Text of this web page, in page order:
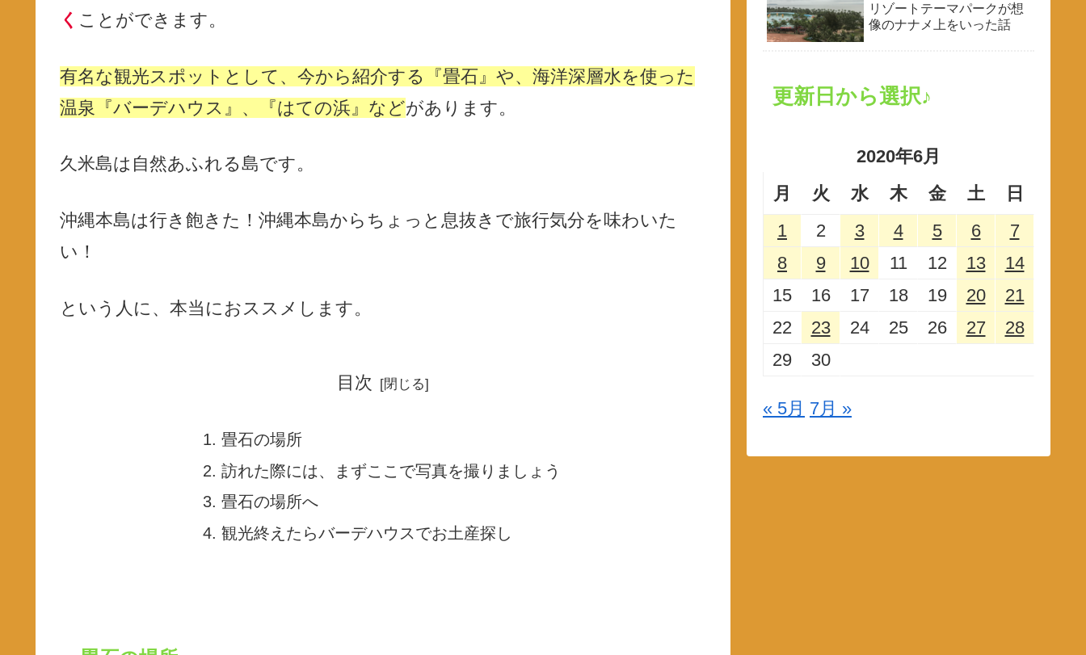
く ことができます。
有名な観光スポットとして、今から紹介する『畳石』や、海洋深層水を使った
温泉『バーデハウス』、『はての浜』などがあります。
久米島は自然あふれる島です。
沖縄本島は行き飽きた！沖縄本島からちょっと息抜きで旅行気分を味わいた
い！
という人に、本当におススメします。
目次
畳石の場所
訪れた際には、まずここで写真を撮りましょう
畳石の場所へ
観光終えたらバーデハウスでお土産探し
リゾートテーマパークが想
像のナナメ上をいった話
更新日から選択♪
2020年6月
月
火 水 木 金 土
日
1
2 3 4 5 6
7
8
9 10 11 12 13
14
15
16 17 18 19 20
21
22
23 24 25 26 27
28
29
30
« 5月 7月 »